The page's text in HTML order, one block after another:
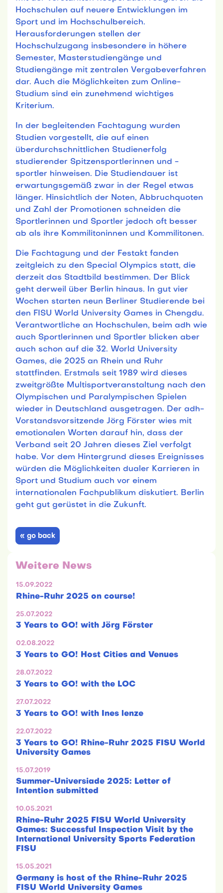
Hochschulen auf neuere Entwicklungen im
Sport und im Hochschulbereich.
Herausforderungen stellen der
Hochschulzugang insbesondere in höhere
Semester, Masterstudiengänge und
Studiengänge mit zentralen Vergabeverfahren
dar. Auch die Möglichkeiten zum Online-
Studium sind ein zunehmend wichtiges
Kriterium.
In der begleitenden Fachtagung wurden
Studien vorgestellt, die auf einen
überdurchschnittlichen Studienerfolg
studierender Spitzensportlerinnen und -
sportler hinweisen. Die Studiendauer ist
erwartungsgemäß zwar in der Regel etwas
länger. Hinsichtlich der Noten, Abbruchquoten
und Zahl der Promotionen schneiden die
Sportlerinnen und Sportler jedoch oft besser
ab als ihre Kommilitoninnen und Kommilitonen.
Die Fachtagung und der Festakt fanden
zeitgleich zu den Special Olympics statt, die
derzeit das Stadtbild bestimmen. Der Blick
geht derweil über Berlin hinaus. In gut vier
Wochen starten neun Berliner Studierende bei
den FISU World University Games in Chengdu.
Verantwortliche an Hochschulen, beim adh wie
auch Sportlerinnen und Sportler blicken aber
auch schon auf die 32. World University
Games, die 2025 an Rhein und Ruhr
stattfinden. Erstmals seit 1989 wird dieses
zweitgrößte Multisportveranstaltung nach den
Olympischen und Paralympischen Spielen
wieder in Deutschland ausgetragen. Der adh-
Vorstandsvorsitzende Jörg Förster wies mit
emotionalen Worten darauf hin, dass der
Verband seit 20 Jahren dieses Ziel verfolgt
habe. Vor dem Hintergrund dieses Ereignisses
würden die Möglichkeiten dualer Karrieren in
Sport und Studium auch vor einem
internationalen Fachpublikum diskutiert. Berlin
geht gut gerüstet in die Zukunft.
« go back
Weitere News
15.09.2022
Rhine-Ruhr 2025 on course!
25.07.2022
3 Years to GO! with Jörg Förster
02.08.2022
3 Years to GO! Host Cities and Venues
28.07.2022
3 Years to GO! with the LOC
27.07.2022
3 Years to GO! with Ines lenze
22.07.2022
3 Years to GO! Rhine-Ruhr 2025 FISU World
University Games
15.07.2019
Summer-Universiade 2025: Letter of
Intention submitted
10.05.2021
Rhine-Ruhr 2025 FISU World University
Games: Successful Inspection Visit by the
International University Sports Federation
FISU
15.05.2021
Germany is host of the Rhine-Ruhr 2025
FISU World University Games